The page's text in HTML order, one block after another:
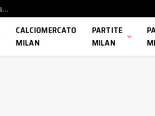
Calciomercato Milan, il punto: nodo Leao, piace Soulé, e in difesa…
CALCIOMERCATO
MILAN
PARTITE
MILAN